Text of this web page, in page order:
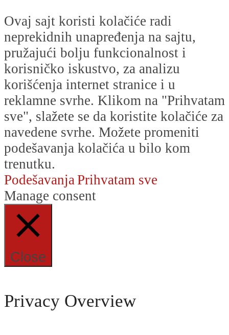
Ovaj sajt koristi kolačiće radi
neprekidnih unapređenja na sajtu,
pružajući bolju funkcionalnost i
korisničko iskustvo, za analizu
korišćenja internet stranice i u
reklamne svrhe. Klikom na "Prihvatam
sve", slažete se da koristite kolačiće za
navedene svrhe. Možete promeniti
podešavanja kolačića u bilo kom
trenutku.
PodešavanjaPrihvatam sve
Manage consent
Close
Privacy Overview